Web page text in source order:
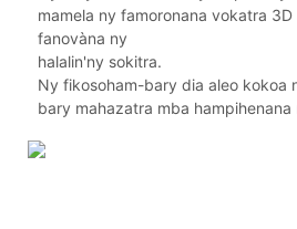
mamela ny famoronana vokatra
fanovàna ny
halalin'ny sokitra.
Ny fikosoham-bary dia aleo kokoa
bary mahazatra mba